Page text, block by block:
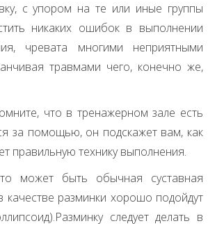
с упором на те или иные группы
никаких ошибок в выполнении
чревата многими неприятными
травмами чего, конечно же,
что в тренажерном зале есть
за помощью, он подскажет вам, как
правильную технику выполнения.
может быть обычная суставная
разминки хорошо подойдут
следует делать в